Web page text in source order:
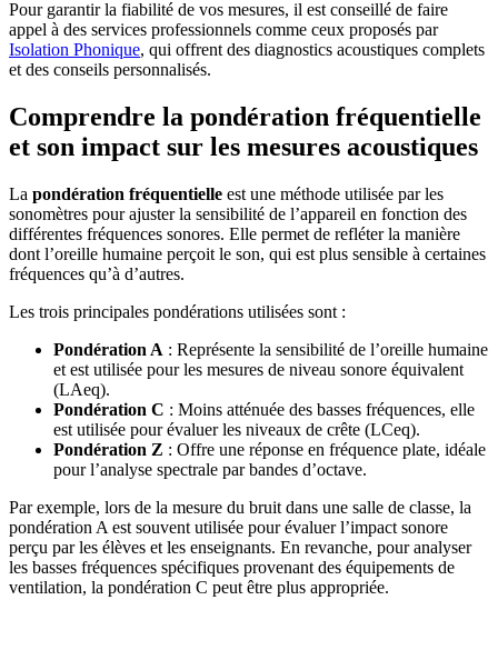
Pour garantir la fiabilité de vos mesures, il est conseillé de faire
appel à des services professionnels comme ceux proposés par
Isolation Phonique, qui offrent des diagnostics acoustiques complets
et des conseils personnalisés.
Comprendre la pondération fréquentielle
et son impact sur les mesures acoustiques
La pondération fréquentielle est une méthode utilisée par les
sonomètres pour ajuster la sensibilité de l’appareil en fonction des
différentes fréquences sonores. Elle permet de refléter la manière
dont l’oreille humaine perçoit le son, qui est plus sensible à certaines
fréquences qu’à d’autres.
Les trois principales pondérations utilisées sont :
Pondération A : Représente la sensibilité de l’oreille humaine
et est utilisée pour les mesures de niveau sonore équivalent
(LAeq).
Pondération C : Moins atténuée des basses fréquences, elle
est utilisée pour évaluer les niveaux de crête (LCeq).
Pondération Z : Offre une réponse en fréquence plate, idéale
pour l’analyse spectrale par bandes d’octave.
Par exemple, lors de la mesure du bruit dans une salle de classe, la
pondération A est souvent utilisée pour évaluer l’impact sonore
perçu par les élèves et les enseignants. En revanche, pour analyser
les basses fréquences spécifiques provenant des équipements de
ventilation, la pondération C peut être plus appropriée.